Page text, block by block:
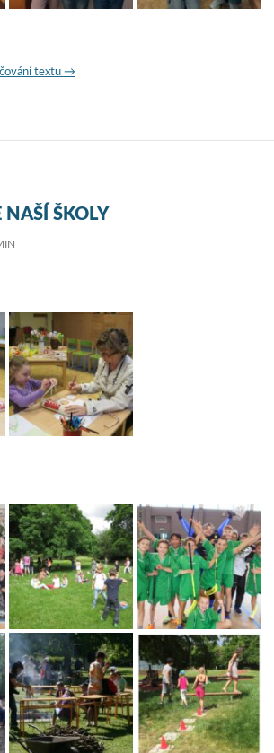
textu Družina – Daniela Křečková
→
NAŠÍ ŠKOLY